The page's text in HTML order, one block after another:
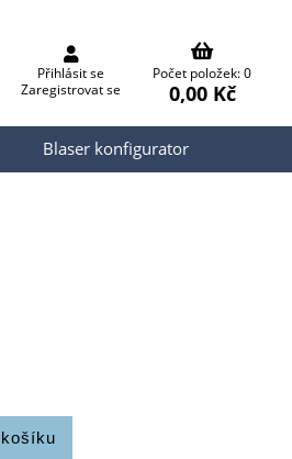
Přihlásit se
Zaregistrovat se
Počet položek: 0
0,00 Kč
Blaser konfigurator